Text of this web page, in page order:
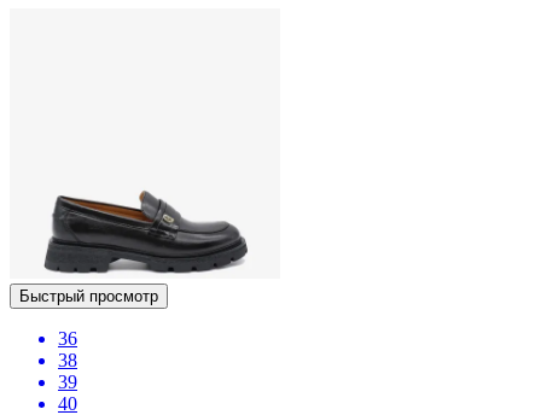
Быстрый просмотр
36
38
39
40